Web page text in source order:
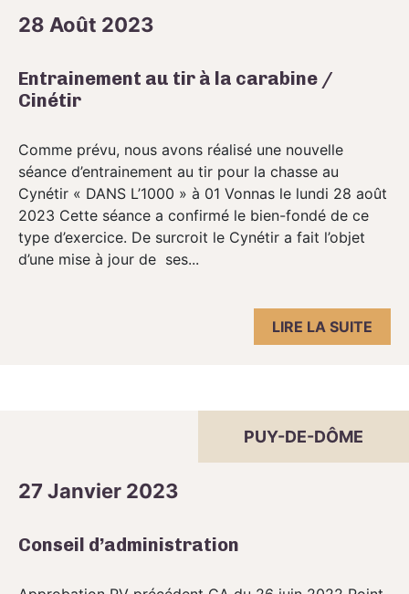
28 Août 2023
Entrainement au tir à la carabine /
Cinétir
Comme prévu, nous avons réalisé une nouvelle
séance d’entrainement au tir pour la chasse au
Cynétir « DANS L’1000 » à 01 Vonnas le lundi 28 août
2023 Cette séance a confirmé le bien-fondé de ce
type d’exercice. De surcroit le Cynétir a fait l’objet
d’une mise à jour de ses...
LIRE LA SUITE
PUY-DE-DÔME
27 Janvier 2023
Conseil d’administration